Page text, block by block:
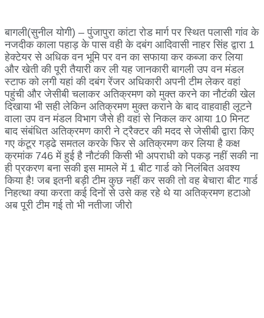
बागली(सुनील योगी) – पुंजापुरा कांटा रोड मार्ग पर स्थित पलासी गांव के
नजदीक काला पहाड़ के पास वही के दबंग आदिवासी नाहर सिंह द्वारा 1
हेक्टेयर से अधिक वन भूमि पर वन का सफाया कर कब्जा कर लिया
और खेती की पूरी तैयारी कर ली यह जानकारी बागली उप वन मंडल
स्टाफ को लगी यहां की दबंग रेंजर अधिकारी अपनी टीम लेकर वहां
पहुंची और जेसीबी चलाकर अतिक्रमण को मुक्त करने का नौटंकी खेल
दिखाया भी सही लेकिन अतिक्रमण मुक्त कराने के बाद वाहवाही लूटने
वाला उप वन मंडल विभाग जैसे ही वहां से निकल कर आया 10 मिनट
बाद संबंधित अतिक्रमण कारी ने ट्रैक्टर की मदद से जेसीबी द्वारा किए
गए कंटूर गड्ढे समतल करके फिर से अतिक्रमण कर लिया है कक्ष
क्रमांक 746 में हुई है नौटंकी किसी भी अपराधी को पकड़ नहीं सकी ना
ही प्रकरण बना सकी इस मामले में 1 बीट गार्ड को निलंबित अवश्य
किया है! जब इतनी बड़ी टीम कुछ नहीं कर सकी तो वह बेचारा बीट गार्ड
निहत्था क्या करता कई दिनों से उसे कह रहे थे या अतिक्रमण हटाओ
अब पूरी टीम गई तो भी नतीजा जीरो